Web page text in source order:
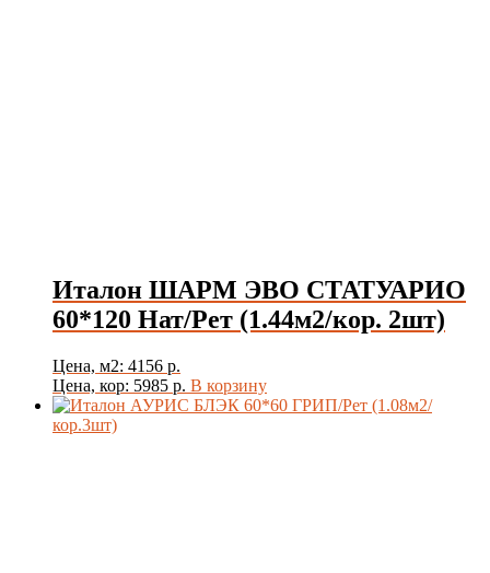
Италон ШАРМ ЭВО СТАТУАРИО
60*120 Нат/Рет (1.44м2/кор. 2шт)
Цена, м2: 4156 р.
Цена, кор: 5985 р. В корзину